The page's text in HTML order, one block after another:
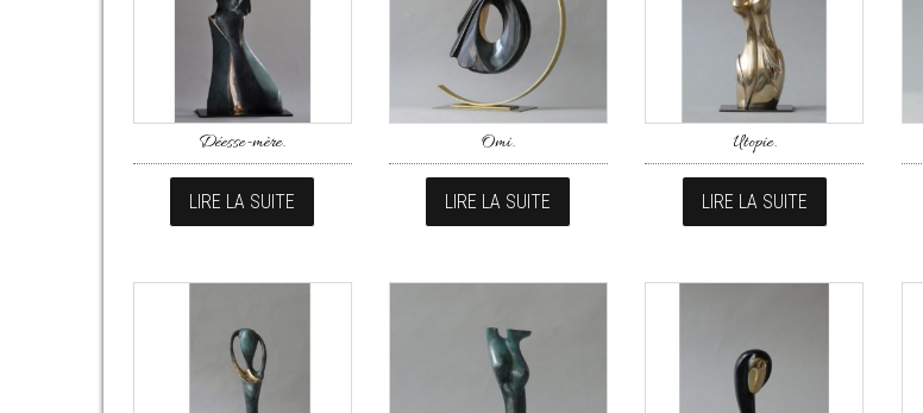
Déesse-mère.
LIRE LA SUITE
Omi.
LIRE LA SUITE
Utopie.
LIRE LA SUITE